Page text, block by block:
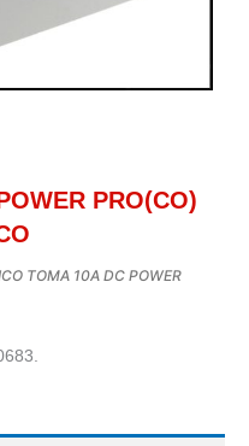
PRO(CO)
TOMA 10A DC POWER